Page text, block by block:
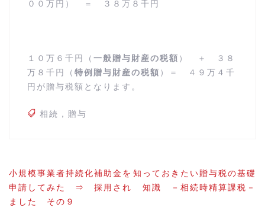
００万円） ＝ ３８万８千円
１０万６千円（ 一般贈与財産の税額 ） ＋ ３８
万８千円（ 特例贈与財産の税額 ）＝ ４９万４千
円が贈与税額となります。
相続，贈与
投
稿
ナ
ビ
小規模事業者持続化補助金を
申請してみた ⇒ 採用され
ました その９
知っておきたい贈与税の基礎
知識 －相続時精算課税－